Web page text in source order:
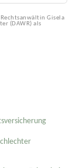
Gisela
(DAWR) als